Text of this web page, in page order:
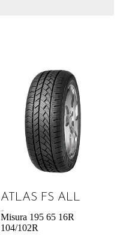
ATLAS FS ALL
Misura 195 65 16R
104/102R